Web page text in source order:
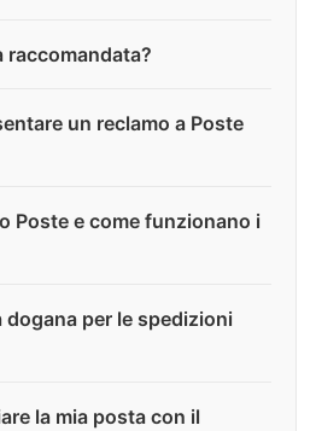
raccomandata?
un reclamo a Poste
Poste e come funzionano i
dogana per le spedizioni
la mia posta con il